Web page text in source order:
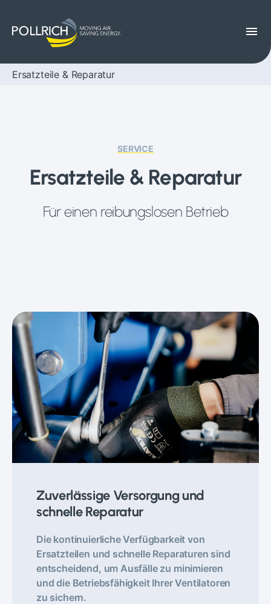
menu
Ersatzteile & Reparatur
SERVICE
Ersatzteile & Reparatur
Für einen reibungslosen Betrieb
Zuverlässige Versorgung und
schnelle Reparatur
Die kontinuierliche Verfügbarkeit von
Ersatzteilen und schnelle Reparaturen sind
entscheidend, um Ausfälle zu minimieren
und die Betriebsfähigkeit Ihrer Ventilatoren
zu sichern.